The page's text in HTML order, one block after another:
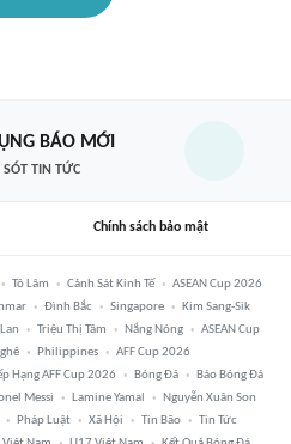
BÁO MỚI
TIN TỨC
Chính sách bảo mật
Tô Lâm Cảnh Sát Kinh Tế
ASEAN Cup 2026
Đình Bắc Singapore
Kim Sang-Sik
Triệu Thị Tâm Nắng Nóng
ASEAN Cup
Philippines
AFF Cup 2026
Hạng AFF Cup 2026 Bóng Đá
Báo Bóng Đá
Messi Lamine Yamal
Nguyễn Xuân Son
Pháp Luật Xã Hội Tin Bão
Tin Tức